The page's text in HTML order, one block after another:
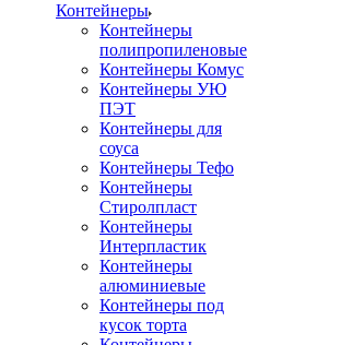
Контейнеры
Контейнеры
полипропиленовые
Контейнеры Комус
Контейнеры УЮ
ПЭТ
Контейнеры для
соуса
Контейнеры Тефо
Контейнеры
Стиролпласт
Контейнеры
Интерпластик
Контейнеры
алюминиевые
Контейнеры под
кусок торта